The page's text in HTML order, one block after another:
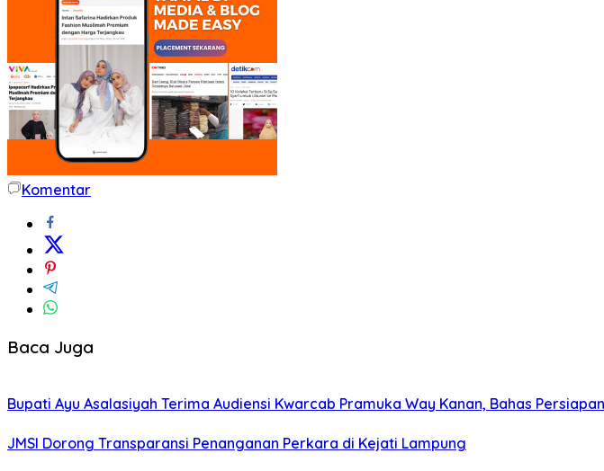
Komentar
Baca Juga
Bupati Ayu Asalasiyah Terima Audiensi Kwarcab Pramuka Way Kanan, Bahas
JMSI Dorong Transparansi Penanganan Perkara di Kejati Lampung